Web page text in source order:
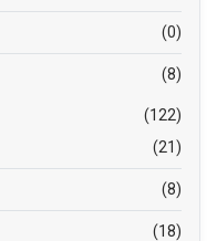
(0)
(8)
(122)
(21)
(8)
(18)